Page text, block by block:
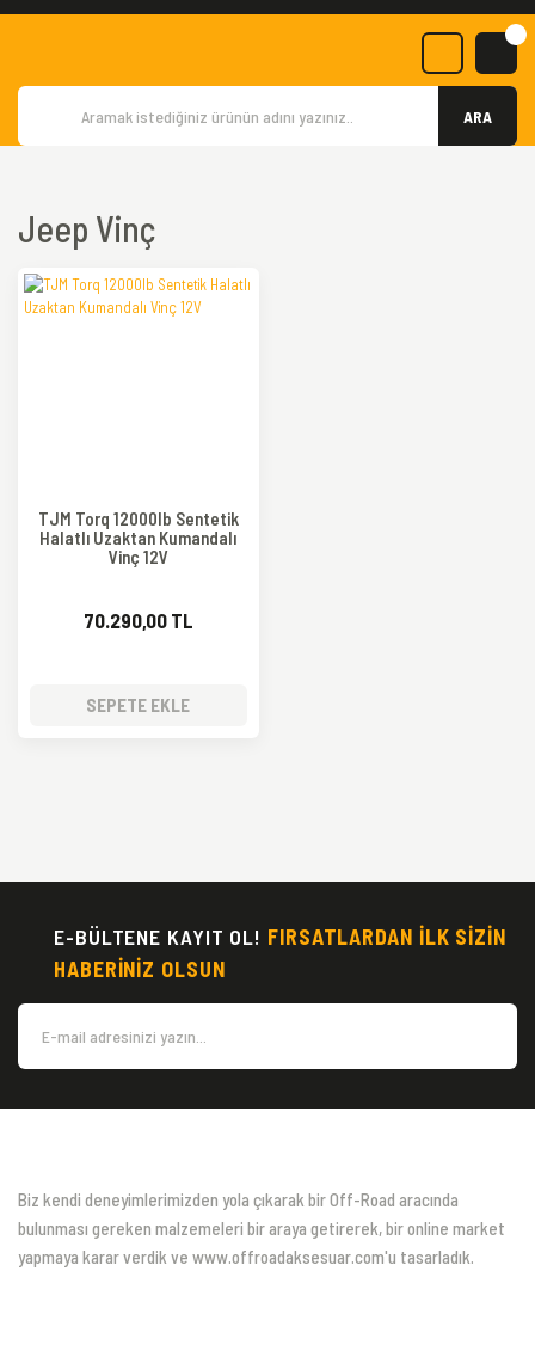
ARA
Jeep Vinç
TJM Torq 12000lb Sentetik
Halatlı Uzaktan Kumandalı
Vinç 12V
70.290,00 TL
SEPETE EKLE
E-BÜLTENE KAYIT OL! FIRSATLARDAN İLK SİZİN
HABERİNİZ OLSUN
Biz kendi deneyimlerimizden yola çıkarak bir Off-Road aracında
bulunması gereken malzemeleri bir araya getirerek, bir online market
yapmaya karar verdik ve www.offroadaksesuar.com'u tasarladık.